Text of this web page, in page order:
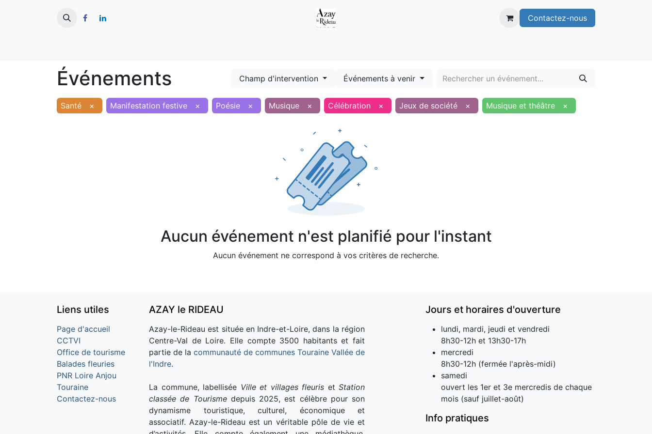
Contactez-nous
Événements Champ d'intervention Événements à venir
Santé × Manifestation festive × Poésie × Musique × Célébration × Jeux de société × Musique et théâtre ×
Aucun événement n'est planifié pour l'instant
Aucun événement ne correspond à vos critères de recherche.
Liens utiles
Page d'accueil
CCTVI
Office de tourisme
Balades fleuries
PNR Loire Anjou
Touraine
Contactez-nous
AZAY le RIDEAU
Azay-le-Rideau est située en Indre-et-Loire, dans la région
Centre-Val de Loire. Elle compte 3500 habitants et fait
partie de la communauté de communes Touraine Vallée de
l'Indre.
La commune, labellisée Ville et villages fleuris et Station
classée de Tourismedepuis 2025, est célèbre pour son
dynamisme touristique, culturel, économique et
associatif. Azay-le-Rideau est un véritable pôle de vie et
Jours et horaires d'ouverture
lundi, mardi, jeudi et vendredi
8h30-12h et 13h30-17h
mercredi
8h30-12h (fermée l'après-midi)
samedi
ouvert les 1er et 3e mercredis de chaque
mois (sauf juillet-août)
Info pratiques